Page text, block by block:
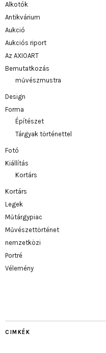
Alkotók
Antikvárium
Aukció
Aukciós riport
Az AXIOART
Bemutatkozás
művészmustra
Design
Forma
Építészet
Tárgyak történettel
Fotó
Kiállítás
Kortárs
Kortárs
Legek
Műtárgypiac
Művészettörténet
nemzetközi
Portré
Vélemény
CIMKÉK